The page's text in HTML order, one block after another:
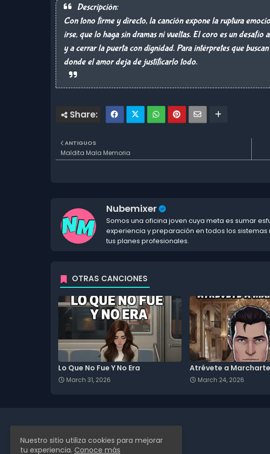
Descripción:
Con tono firme y directo, la canción expone la ruptura
irse, que lo haga sin dramas ni vueltas. El coro es un
y a cerrar la puerta con dignidad. Para intérpretes que
donde el amor deja de justificarlo todo.
ANTIGUOS
Maldita Mala Memoria
Nubemixer
Somos una oficina joven cuya meta es sumar
experiencia y preparación en todos los
tus planes profesionales.
OTRAS CANCIONES
Lo Que No Fue Y No Era
March 31, 2026
Atrévete a Marcharte
March 24, 2026
Nuestro sitio utiliza cookies para mejorar
tu experiencia. Conoce más